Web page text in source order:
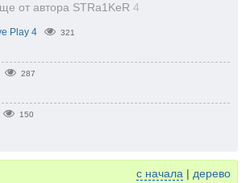
от автора STRa1KeR 4
Play 4 321
287
150
с начала | дерево